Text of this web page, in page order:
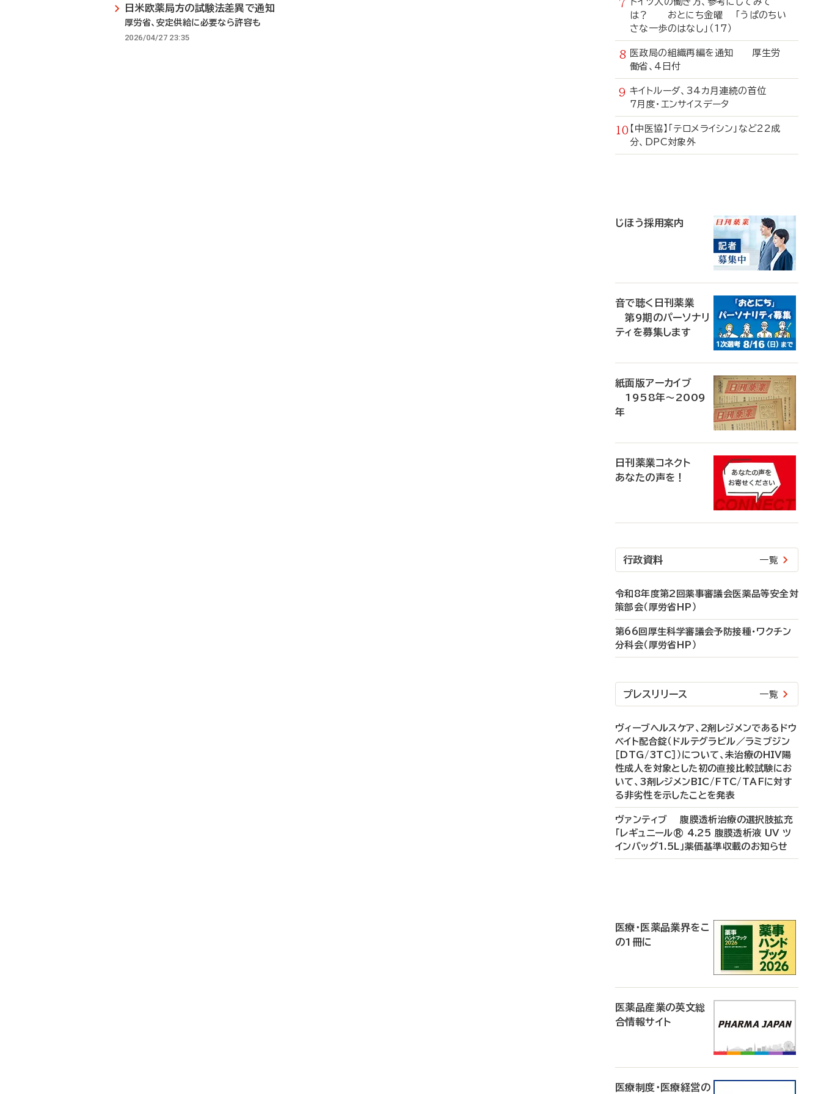
日米欧薬局方の試験法差異で通知
厚労省、安定供給に必要なら許容も
2026/04/27 23:35
は？ おとにち金曜 「うぱのちい
さな一歩のはなし」（17）
医政局の組織再編を通知 厚生労
働省、4日付
キイトルーダ、34カ月連続の首位
7月度・エンサイスデータ
【中医協】「テロメライシン」など22成
分、DPC対象外
じほう採用案内
音で聴く日刊薬業
第9期のパーソナリ
ティを募集します
紙面版アーカイブ
1958年～2009
年
日刊薬業コネクト
あなたの声を！
行政資料 一覧
令和8年度第2回薬事審議会医薬品等安全対
策部会（厚労省HP）
第66回厚生科学審議会予防接種・ワクチン
分科会（厚労省HP）
プレスリリース 一覧
ヴィーブヘルスケア、2剤レジメンであるドウ
ベイト配合錠（ドルテグラビル／ラミブジン
［DTG/3TC］）について、未治療のHIV陽
性成人を対象とした初の直接比較試験にお
いて、3剤レジメンBIC/FTC/TAFに対す
る非劣性を示したことを発表
ヴァンティブ 腹膜透析治療の選択肢拡充
「レギュニール® 4.25 腹膜透析液 UV ツ
インバッグ1.5L」薬価基準収載のお知らせ
医療・医薬品業界をこ
の1冊に
医薬品産業の英文総
合情報サイト
医療制度・医療経営の